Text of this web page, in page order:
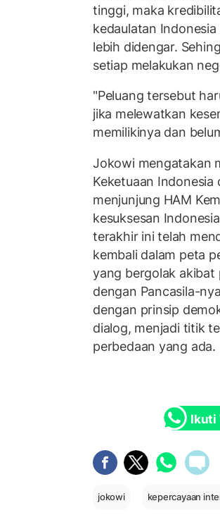
tinggi, maka
kedaulatan
lebih didengar.
setiap melakukan
"Peluang tersebut
jika melewatkan
memilikinya dan
Jokowi mengatakan
Keketuaan Indonesia
menjunjung HAM
kesuksesan
terakhir ini telah
kembali dalam peta
yang bergolak akibat
dengan Pancasila-
dengan prinsip
dialog, menjadi titik
perbedaan yang ada.
Ikuti
jokowi kepercayaan